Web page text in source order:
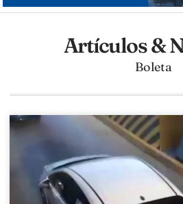
Artículos &
Boleta